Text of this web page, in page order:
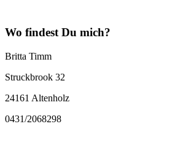
Wo findest Du mich?
Britta Timm
Struckbrook 32
24161 Altenholz
0431/2068298